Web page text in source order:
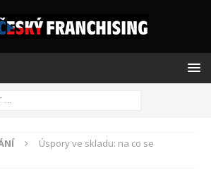
Úspory ve skladu: na co se